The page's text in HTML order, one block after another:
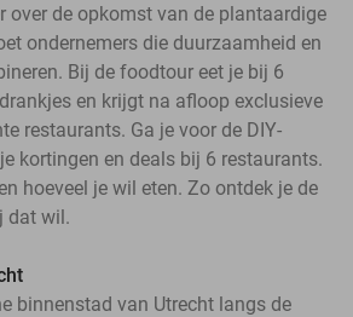
over de opkomst van de plantaardige
ondernemers die duurzaamheid en
Bij de foodtour eet je bij 6
en krijgt na afloop exclusieve
restaurants. Ga je voor de DIY-
kortingen en deals bij 6 restaurants.
hoeveel je wil eten. Zo ontdek je de
dat wil.
binnenstad van Utrecht langs de